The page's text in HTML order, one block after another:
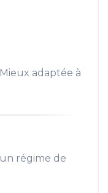
adaptée à
régime de